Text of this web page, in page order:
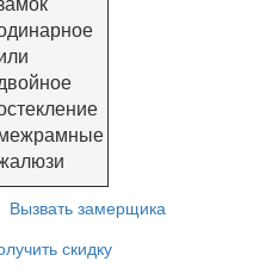
Вызвать замерщика
скидку